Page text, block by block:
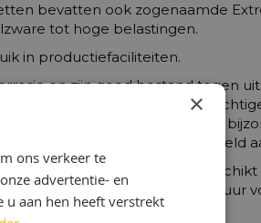
bevatten ook zogenaamde
tot hoge belastingen.
in productiefaciliteiten.
en zijn goed bestand tegen
gewoonlijk wordt gebruikt in
maakt dit product in het
die sterk worden blootgesteld
water maken dit product
De gebruiks temperatuur
×
ons verkeer te
advertentie- en
u aan hen heeft verstrekt